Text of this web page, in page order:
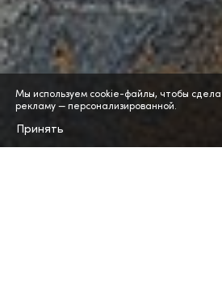
Мы используем cookie-файлы, чтобы
рекламу — персонализированной.
Принять